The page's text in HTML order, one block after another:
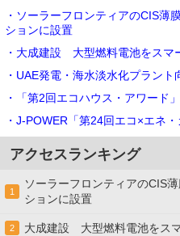
・ソーラーフロンティアのCIS
ションに設置
・大成建設 大型燃料電池をスマ
・UAE発電・海水淡水化プラン
・「第2回エコハウス・アワード
・J-POWER「第24回エコ×エネ
アクセスランキング
1
ソーラーフロンティアのCIS
ションに設置
2 大成建設 大型燃料電池をス